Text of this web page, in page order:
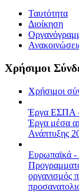
Ταυτότητα
Διοίκηση
Χρήσιμοι
Χρήσιμοι
Έργα ΕΣΠΑ
Έργα μέσα
Ανάπτυξης
Ευρωπαϊκά -
οργανισμός